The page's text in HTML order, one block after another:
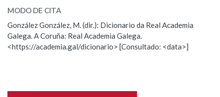
BUSCAR NO CONTIDO
Nas definicións
Observación
Nome
MODO DE CITA
González González, M. (dir.): Dicionario da Real Academia
Galega. A Coruña: Real Academia Galega.
<https://academia.gal/dicionario> [Consultado: <data>]